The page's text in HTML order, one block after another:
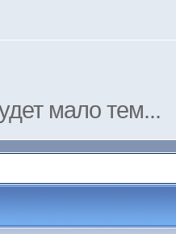
мало тем...